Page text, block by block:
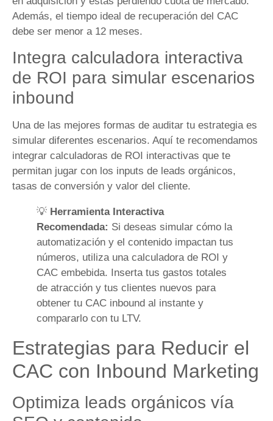
Además, el tiempo ideal de recuperación del CAC
debe ser menor a 12 meses.
Integra calculadora interactiva
de ROI para simular escenarios
inbound
Una de las mejores formas de auditar tu estrategia es
simular diferentes escenarios. Aquí te recomendamos
integrar calculadoras de ROI interactivas que te
permitan jugar con los inputs de leads orgánicos,
tasas de conversión y valor del cliente.
💡 Herramienta Interactiva
Recomendada: Si deseas simular cómo la
automatización y el contenido impactan tus
números, utiliza una calculadora de ROI y
CAC embebida. Inserta tus gastos totales
de atracción y tus clientes nuevos para
obtener tu CAC inbound al instante y
compararlo con tu LTV.
Estrategias para Reducir el
CAC con Inbound Marketing
Optimiza leads orgánicos vía